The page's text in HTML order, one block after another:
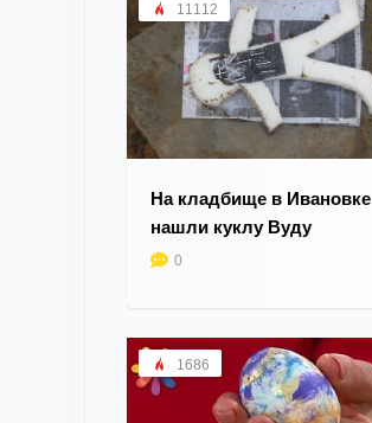
11112
На кладбище в Ивановке
нашли куклу Вуду
0
1686